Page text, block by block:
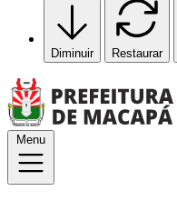
Diminuir Restaurar
Menu